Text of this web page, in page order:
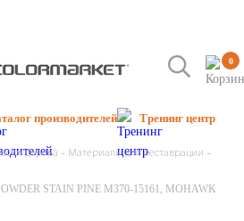
0
производителей Тренинг центр
дерева
Материалы для реставрации
STAIN PINE M370-15161, MOHAWK